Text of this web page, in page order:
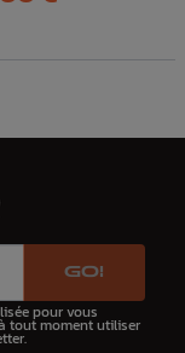
GO!
pour vous
tout moment utiliser